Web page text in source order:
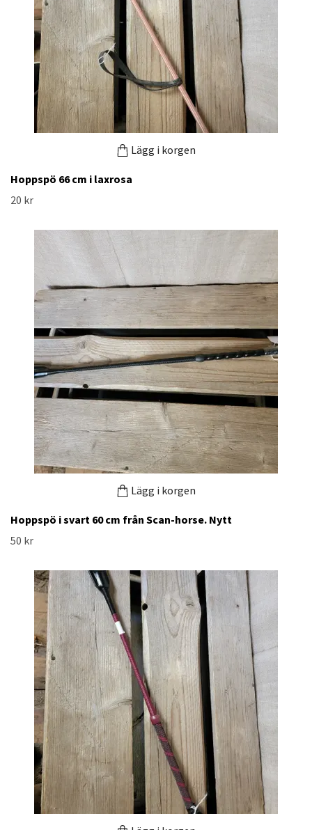
Lägg i korgen
Hoppspö 66 cm i laxrosa
20 kr
Lägg i korgen
Hoppspö i svart 60 cm från Scan-horse. Nytt
50 kr